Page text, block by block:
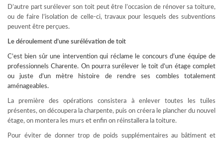
D’autre part surélever son toit peut être l’occasion de rénover sa toiture,
ou de faire l’isolation de celle-ci, travaux pour lesquels des subventions
peuvent être perçues.
Le déroulement d’une surélévation de toit
C’est bien sûr une intervention qui réclame le concours d’une équipe de
professionnels Charente. On pourra surélever le toit d’un étage complet
ou juste d’un mètre histoire de rendre ses combles totalement
aménageables.
La première des opérations consistera à enlever toutes les tuiles
présentes, on découpera la charpente, puis on créera le plancher du nouvel
étage, on montera les murs et enfin on réinstallera la toiture.
Pour éviter de donner trop de poids supplémentaires au bâtiment et